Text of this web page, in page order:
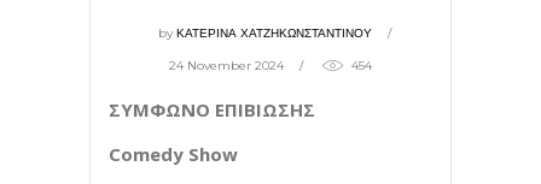
byΚΑΤΕΡΙΝΑ ΧΑΤΖΗΚΩΝΣΤΑΝΤΙΝΟΥ
24 November 2024 454
ΣΥΜΦΩΝΟ ΕΠΙΒΙΩΣΗΣ
Comedy Show